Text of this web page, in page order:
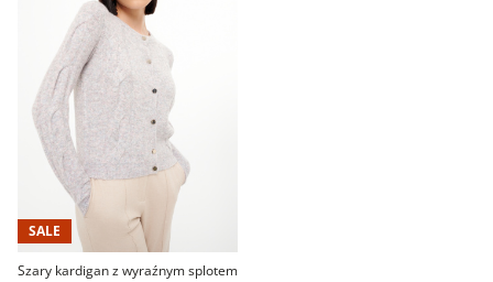
SALE
Szary kardigan z wyraźnym splotem